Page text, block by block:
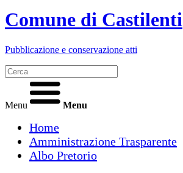
Comune di Castilenti
Pubblicazione e conservazione atti
Menu Menu
Home
Amministrazione Trasparente
Albo Pretorio